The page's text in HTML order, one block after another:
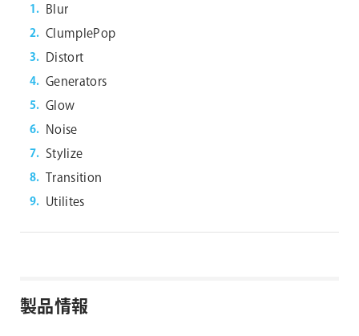
Blur
ClumplePop
Distort
Generators
Glow
Noise
Stylize
Transition
Utilites
製品情報